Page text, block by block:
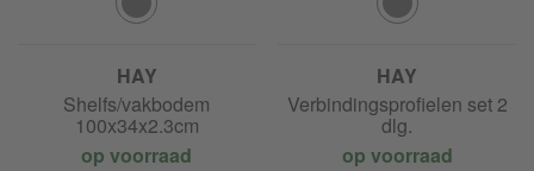
HAY
New Order -
Shelfs/vakbodem
100x34x2.3cm
op voorraad
HAY
New Order -
Verbindingsprofielen set 2
dlg.
op voorraad